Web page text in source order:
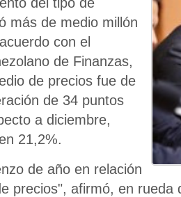
más de medio millón
con el
de Finanzas,
de precios fue de
de 34 puntos
a diciembre,
21,2%.
de año en relación
precios", afirmó, en rueda